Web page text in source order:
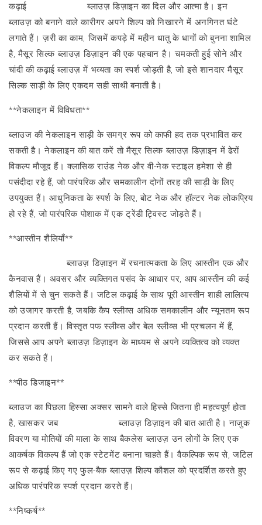
कढ़ाई
ब्लाउज़ डिज़ाइन का दिल और आत्मा है। इन
ब्लाउज़ को बनाने वाले कारीगर अपने शिल्प को निखारने में अनगिनत घंटे
लगाते हैं। ज़री का काम, जिसमें कपड़े में महीन धातु के धागों को बुनना शामिल
है, मैसूर सिल्क ब्लाउज़ डिज़ाइन की एक पहचान है। चमकती हुई सोने और
चांदी की कढ़ाई ब्लाउज़ में भव्यता का स्पर्श जोड़ती है, जो इसे शानदार मैसूर
सिल्क साड़ी के लिए एकदम सही साथी बनाती है।
**नेकलाइन में विविधता**
ब्लाउज की नेकलाइन साड़ी के समग्र रूप को काफी हद तक प्रभावित कर
सकती है। नेकलाइन की बात करें तो मैसूर सिल्क ब्लाउज़ डिज़ाइन में ढेरों
विकल्प मौजूद हैं। क्लासिक राउंड नेक और वी-नेक स्टाइल हमेशा से ही
पसंदीदा रहे हैं, जो पारंपरिक और समकालीन दोनों तरह की साड़ी के लिए
उपयुक्त हैं। आधुनिकता के स्पर्श के लिए, बोट नेक और हॉल्टर नेक लोकप्रिय
हो रहे हैं, जो पारंपरिक पोशाक में एक ट्रेंडी ट्विस्ट जोड़ते हैं।
**आस्तीन शैलियाँ**
ब्लाउज़ डिज़ाइन में रचनात्मकता के लिए आस्तीन एक और
कैनवास हैं। अवसर और व्यक्तिगत पसंद के आधार पर, आप आस्तीन की कई
शैलियों में से चुन सकते हैं। जटिल कढ़ाई के साथ पूरी आस्तीन शाही लालित्य
को उजागर करती है, जबकि कैप स्लीव्स अधिक समकालीन और न्यूनतम रूप
प्रदान करती हैं। विस्तृत पफ स्लीव्स और बेल स्लीव्स भी प्रचलन में हैं,
जिससे आप अपने ब्लाउज़ डिज़ाइन के माध्यम से अपने व्यक्तित्व को व्यक्त
कर सकते हैं।
**पीठ डिजाइन**
ब्लाउज का पिछला हिस्सा अक्सर सामने वाले हिस्से जितना ही महत्वपूर्ण होता
है, खासकर जब
ब्लाउज़ डिज़ाइन की बात आती है। नाजुक
विवरण या मोतियों की माला के साथ बैकलेस ब्लाउज़ उन लोगों के लिए एक
आकर्षक विकल्प हैं जो एक स्टेटमेंट बनाना चाहते हैं। वैकल्पिक रूप से, जटिल
रूप से कढ़ाई किए गए फुल-बैक ब्लाउज़ शिल्प कौशल को प्रदर्शित करते हुए
अधिक पारंपरिक स्पर्श प्रदान करते हैं।
**निष्कर्ष**